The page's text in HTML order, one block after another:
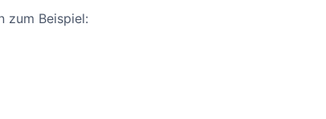
zum Beispiel: